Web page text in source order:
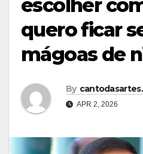
escolher
quero ficar
mágoas de
By
APR 2, 2026